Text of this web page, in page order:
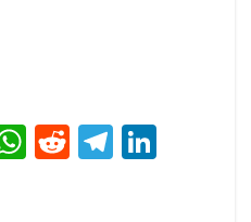
W R
T